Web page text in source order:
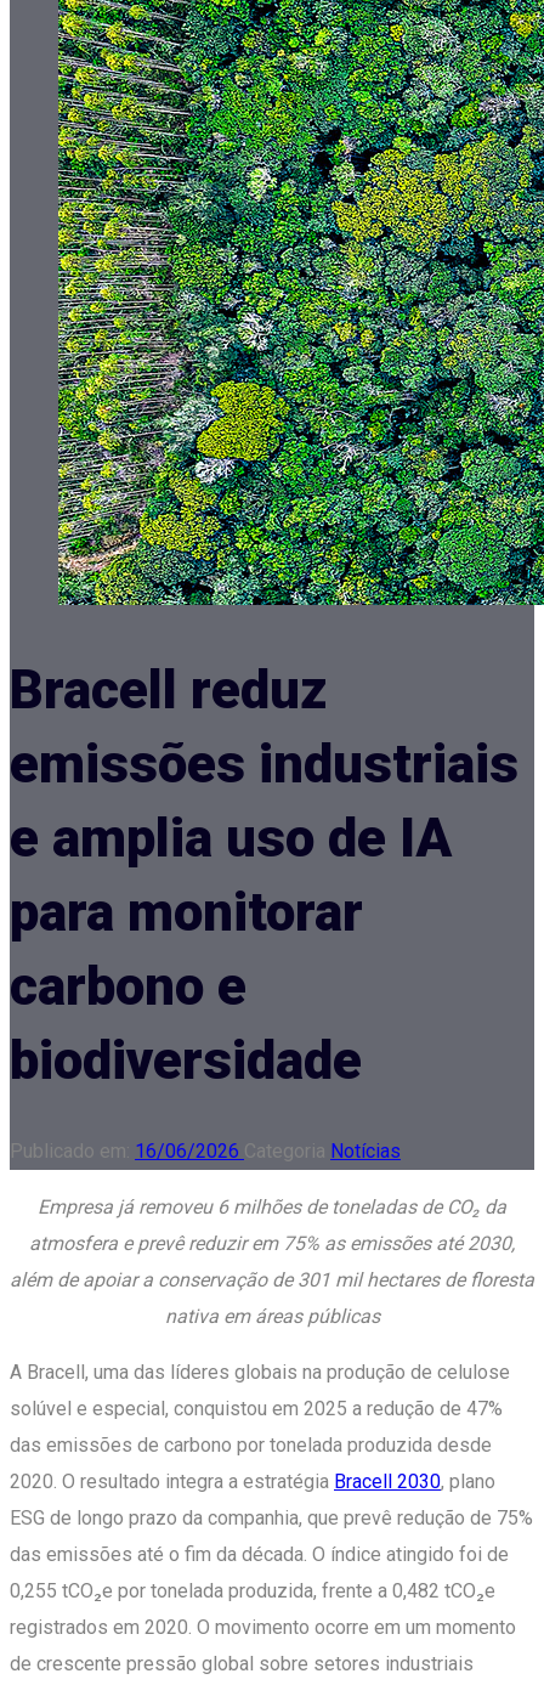
Bracell reduz
emissões industriais
e amplia uso de IA
para monitorar
carbono e
biodiversidade
Publicado em: 16/06/2026 Categoria Notícias
Empresa já removeu 6 milhões de toneladas de CO₂ da
atmosfera e prevê reduzir em 75% as emissões até 2030,
além de apoiar a conservação de 301 mil hectares de floresta
nativa em áreas públicas
A Bracell, uma das líderes globais na produção de celulose
solúvel e especial, conquistou em 2025 a redução de 47%
das emissões de carbono por tonelada produzida desde
2020. O resultado integra a estratégia Bracell 2030, plano
ESG de longo prazo da companhia, que prevê redução de 75%
das emissões até o fim da década. O índice atingido foi de
0,255 tCO₂e por tonelada produzida, frente a 0,482 tCO₂e
registrados em 2020. O movimento ocorre em um momento
de crescente pressão global sobre setores industriais